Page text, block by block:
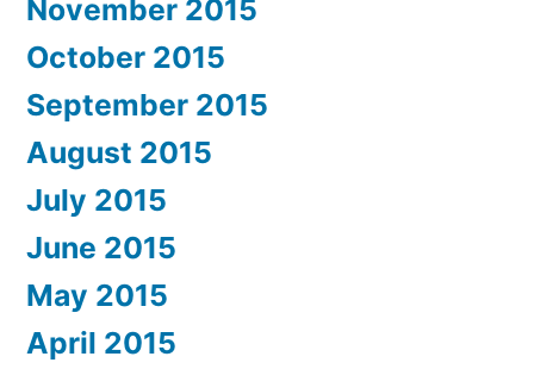
November 2015
October 2015
September 2015
August 2015
July 2015
June 2015
May 2015
April 2015